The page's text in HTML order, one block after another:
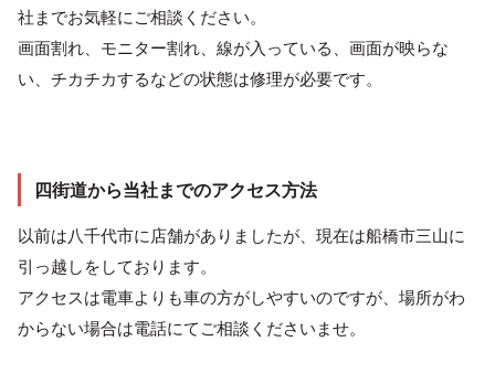
社までお気軽にご相談ください。
画面割れ、モニター割れ、線が入っている、画面が映らな
い、チカチカするなどの状態は修理が必要です。
四街道から当社までのアクセス方法
以前は八千代市に店舗がありましたが、現在は船橋市三山に
引っ越しをしております。
アクセスは電車よりも車の方がしやすいのですが、場所がわ
からない場合は電話にてご相談くださいませ。